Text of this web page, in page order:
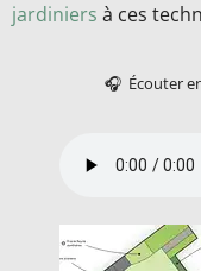
jardiniers à ces
🎧 Écouter